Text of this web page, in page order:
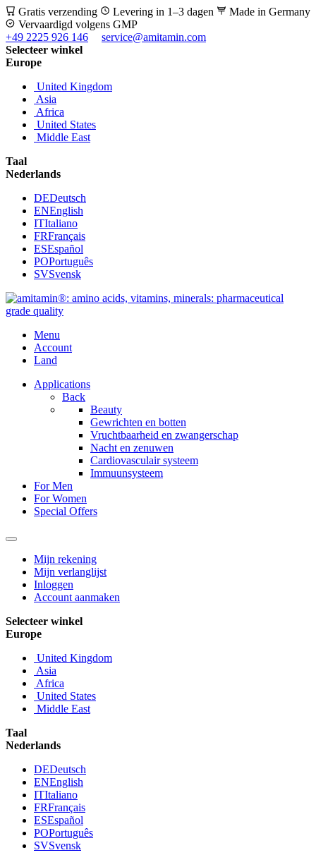
Gratis verzending Levering in 1–3 dagen
Made in Germany
Vervaardigd volgens GMP
+49 2225 926 146
service@amitamin.com
Selecteer winkel
Europe
United Kingdom
Asia
Africa
United States
Middle East
Taal
Nederlands
DEDeutsch
ENEnglish
ITItaliano
FRFrançais
ESEspañol
POPortuguês
SVSvensk
Menu
Account
Land
Applications
Back
Beauty
Gewrichten en botten
Vruchtbaarheid en zwangerschap
Nacht en zenuwen
Cardiovasculair systeem
Immuunsysteem
For Men
For Women
Special Offers
Mijn rekening
Mijn verlanglijst
Inloggen
Account aanmaken
Selecteer winkel
Europe
United Kingdom
Asia
Africa
United States
Middle East
Taal
Nederlands
DEDeutsch
ENEnglish
ITItaliano
FRFrançais
ESEspañol
POPortuguês
SVSvensk